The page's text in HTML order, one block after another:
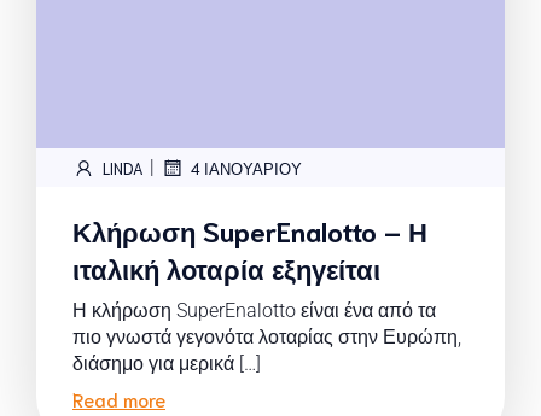
LINDA | 4 ΙΑΝΟΥΑΡΊΟΥ
Κλήρωση SuperEnalotto – Η
ιταλική λοταρία εξηγείται
Η κλήρωση SuperEnalotto είναι ένα από τα
πιο γνωστά γεγονότα λοταρίας στην Ευρώπη,
διάσημο για μερικά […]
Read more